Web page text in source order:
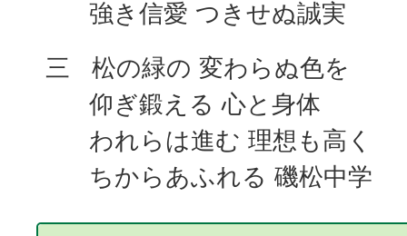
強き信愛 つきせぬ誠実
三 松の緑の 変わらぬ色を
仰ぎ鍛える 心と身体
われらは進む 理想も高く
ちからあふれる 磯松中学